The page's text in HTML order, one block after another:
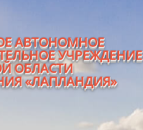
АВТОНОМНОЕ
УЧРЕЖДЕНИЕ
ОБЛАСТИ
«ЛАПЛАНДИЯ»